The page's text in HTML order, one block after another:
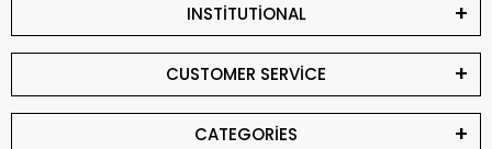
INSTİTUTİONAL
CUSTOMER SERVİCE
CATEGORİES